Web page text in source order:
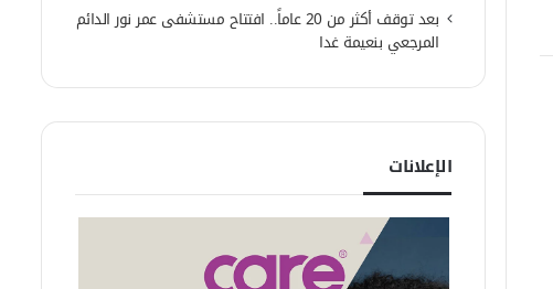
بعد توقف أكثر من 20 عاماً.. افتتاح مستشفى عمر نور الدائم
المرجعي بنعيمة غدا
الإعلانات